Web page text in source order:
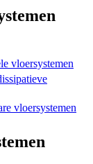
vloersystemen
vloersystemen